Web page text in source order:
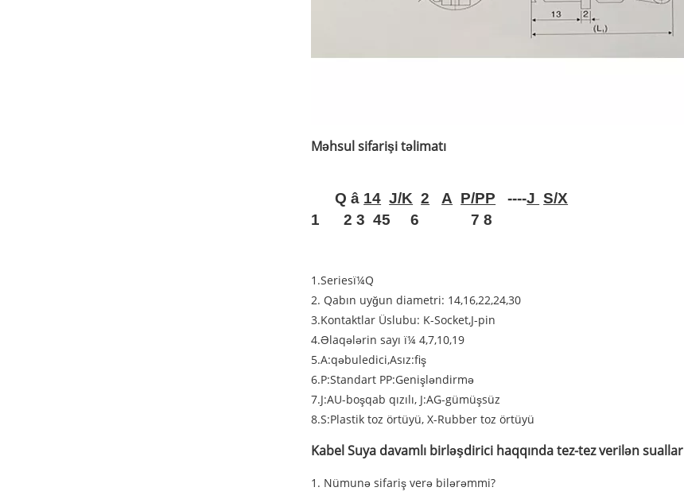
Məhsul sifarişi təlimatı
Q â 14 J/K 2 A P/PP ----J S/X
1
2 3 45 6 7 8
1.Seriesï¼Q
2. Qabın uyğun diametri: 14,16,22,24,30
3.Kontaktlar Üslubu: K-Socket,J-pin
4.Əlaqələrin sayı ï¼ 4,7,10,19
5.A:qəbuledici,Asız:fiş
6.P:Standart PP:Genişləndirmə
7.J:AU-boşqab qızılı, J:AG-gümüşsüz
8.S:Plastik toz örtüyü, X-Rubber toz örtüyü
Kabel Suya davamlı birləşdirici haqqında tez-tez verilən suallar
1. Nümunə sifariş verə bilərəmmi?